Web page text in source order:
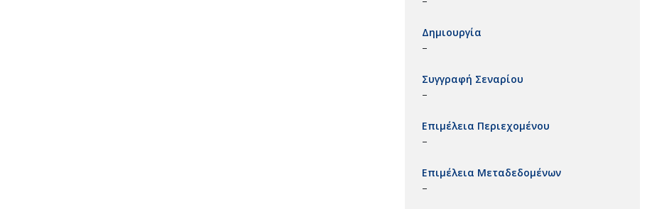
Δημιουργία
–
Συγγραφή Σεναρίου
–
Επιμέλεια Περιεχομένου
–
Επιμέλεια Μεταδεδομένων
–